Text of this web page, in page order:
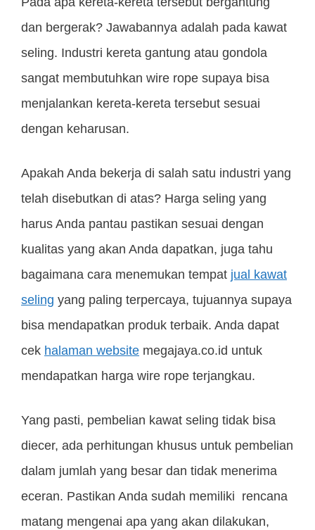
dan bergerak? Jawabannya adalah pada kawat
seling. Industri kereta gantung atau gondola
sangat membutuhkan wire rope supaya bisa
menjalankan kereta-kereta tersebut sesuai
dengan keharusan.
Apakah Anda bekerja di salah satu industri yang
telah disebutkan di atas? Harga seling yang
harus Anda pantau pastikan sesuai dengan
kualitas yang akan Anda dapatkan, juga tahu
bagaimana cara menemukan tempat jual kawat
seling yang paling terpercaya, tujuannya supaya
bisa mendapatkan produk terbaik. Anda dapat
cek halaman website megajaya.co.id untuk
mendapatkan harga wire rope terjangkau.
Yang pasti, pembelian kawat seling tidak bisa
diecer, ada perhitungan khusus untuk pembelian
dalam jumlah yang besar dan tidak menerima
eceran. Pastikan Anda sudah memiliki rencana
matang mengenai apa yang akan dilakukan,